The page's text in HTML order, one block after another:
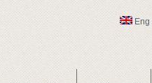
Eng